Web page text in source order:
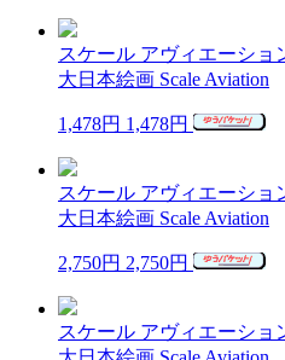
スケール アヴィエーショ
大日本絵画 Scale Aviation
1,478円 1,478円
スケール アヴィエーショ
大日本絵画 Scale Aviation
2,750円 2,750円
スケール アヴィエーショ